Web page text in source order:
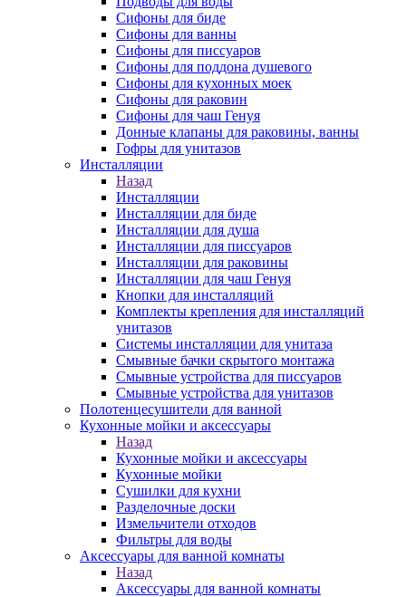
Сифоны для биде
Сифоны для ванны
Сифоны для писсуаров
Сифоны для поддона душевого
Сифоны для кухонных моек
Сифоны для раковин
Сифоны для чаш Генуя
Донные клапаны для раковины, ванны
Гофры для унитазов
Инсталляции
Назад
Инсталляции
Инсталляции для биде
Инсталляции для душа
Инсталляции для писсуаров
Инсталляции для раковины
Инсталляции для чаш Генуя
Кнопки для инсталляций
Комплекты крепления для инсталляций
унитазов
Системы инсталляции для унитаза
Смывные бачки скрытого монтажа
Смывные устройства для писсуаров
Смывные устройства для унитазов
Полотенцесушители для ванной
Кухонные мойки и аксессуары
Назад
Кухонные мойки и аксессуары
Кухонные мойки
Сушилки для кухни
Разделочные доски
Измельчители отходов
Фильтры для воды
Аксессуары для ванной комнаты
Назад
Аксессуары для ванной комнаты